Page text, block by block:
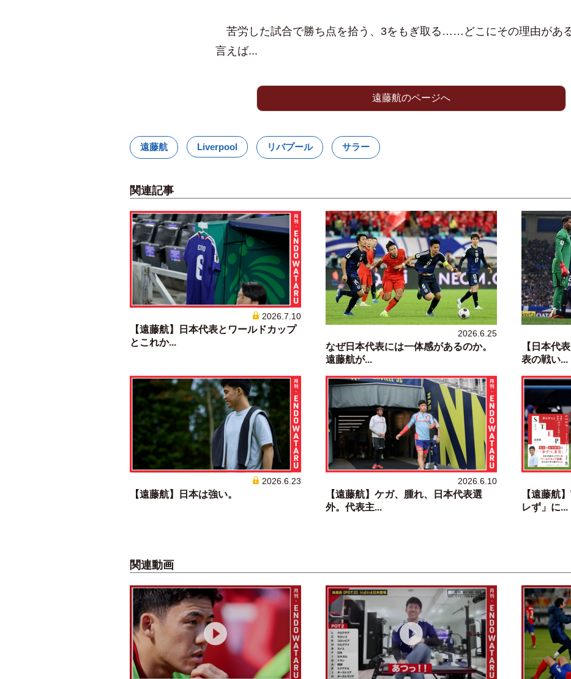
苦労した試合で勝ち点を拾う、3をもぎ取る……どこにその理由があ
言えば...
遠藤航のページへ
遠藤航 Liverpool リバプール サラー
関連記事
2026.7.10
【遠藤航】日本代表とワールドカップ
とこれか...
2026.6.25
なぜ日本代表には一体感があるのか。
遠藤航が...
【日本代
表の戦い...
2026.6.23
【遠藤航】日本は強い。
2026.6.10
【遠藤航】ケガ、腫れ、日本代表選
外。代表主...
【遠藤航
レず」に...
関連動画